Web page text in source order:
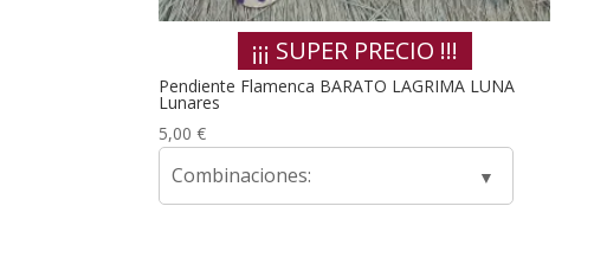
¡¡¡ SUPER PRECIO !!!
Pendiente Flamenca BARATO LAGRIMA LUNA
Lunares
5,00€
Combinaciones: